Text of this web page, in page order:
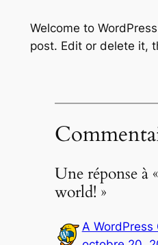
Welcome to
post. Edit or delete it,
Une réponse à
world! »
A WordPress